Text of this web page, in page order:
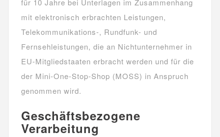
mit elektronisch erbrachten Leistungen,
Telekommunikations-, Rundfunk- und
Fernsehleistungen, die an Nichtunternehmer in
EU-Mitgliedstaaten erbracht werden und für die
der Mini-One-Stop-Shop (MOSS) in Anspruch
genommen wird.
Geschäftsbezogene
Verarbeitung